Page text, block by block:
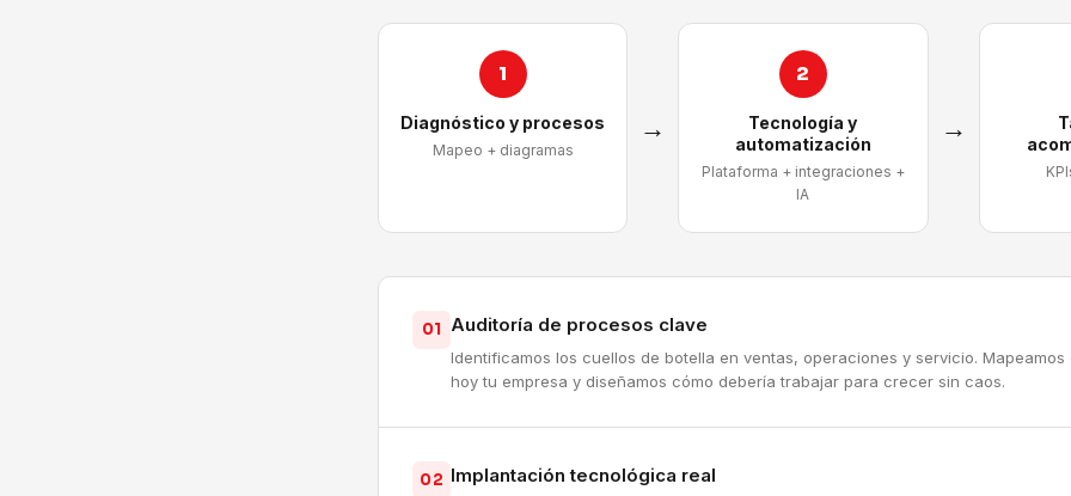
1
Diagnóstico y procesos
Mapeo + diagramas
→
2
Tecnología y
automatización
Plataforma + integraciones +
IA
→
01 Auditoría de procesos clave
Identificamos los cuellos de botella en ventas, operaciones y servicio. Mapeamos
hoy tu empresa y diseñamos cómo debería trabajar para crecer sin caos.
02 Implantación tecnológica real